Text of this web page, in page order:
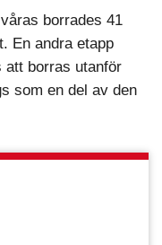
borrades 41
En andra etapp
att borras utanför
som en del av den